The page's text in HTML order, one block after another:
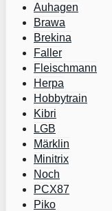
Auhagen
Brawa
Brekina
Faller
Fleischmann
Herpa
Hobbytrain
Kibri
LGB
Märklin
Minitrix
Noch
PCX87
Piko